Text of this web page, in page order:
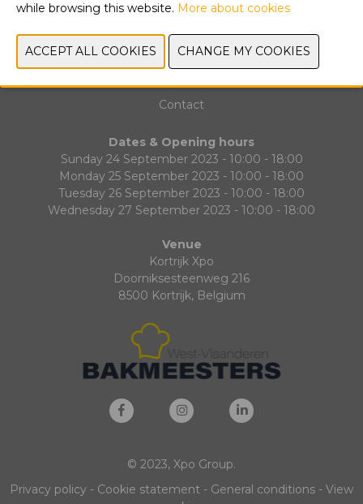
Contact
Dates & Opening hours
Sunday 24 September 2023 - 10:00 - 18:00
Monday 25 September 2023 - 10:00 - 18:00
Tuesday 26 September 2023 - 10:00 - 18:00
Wednesday 27 September 2023 - 10:00 - 18:00
Venue
Kortrijk Xpo
Doorniksesteenweg 216
8500 Kortrijk, Belgium
© 2023, Xpo Group.
Privacy policy - Cookie statement - General conditions - View
while browsing this website. More about cookies